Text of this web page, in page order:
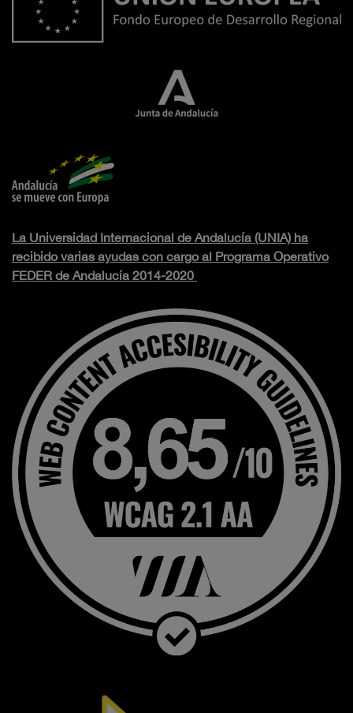
La Universidad Internacional de Andalucía (UNIA) ha
recibido varias ayudas con cargo al Programa Operativo
FEDER de Andalucía 2014-2020